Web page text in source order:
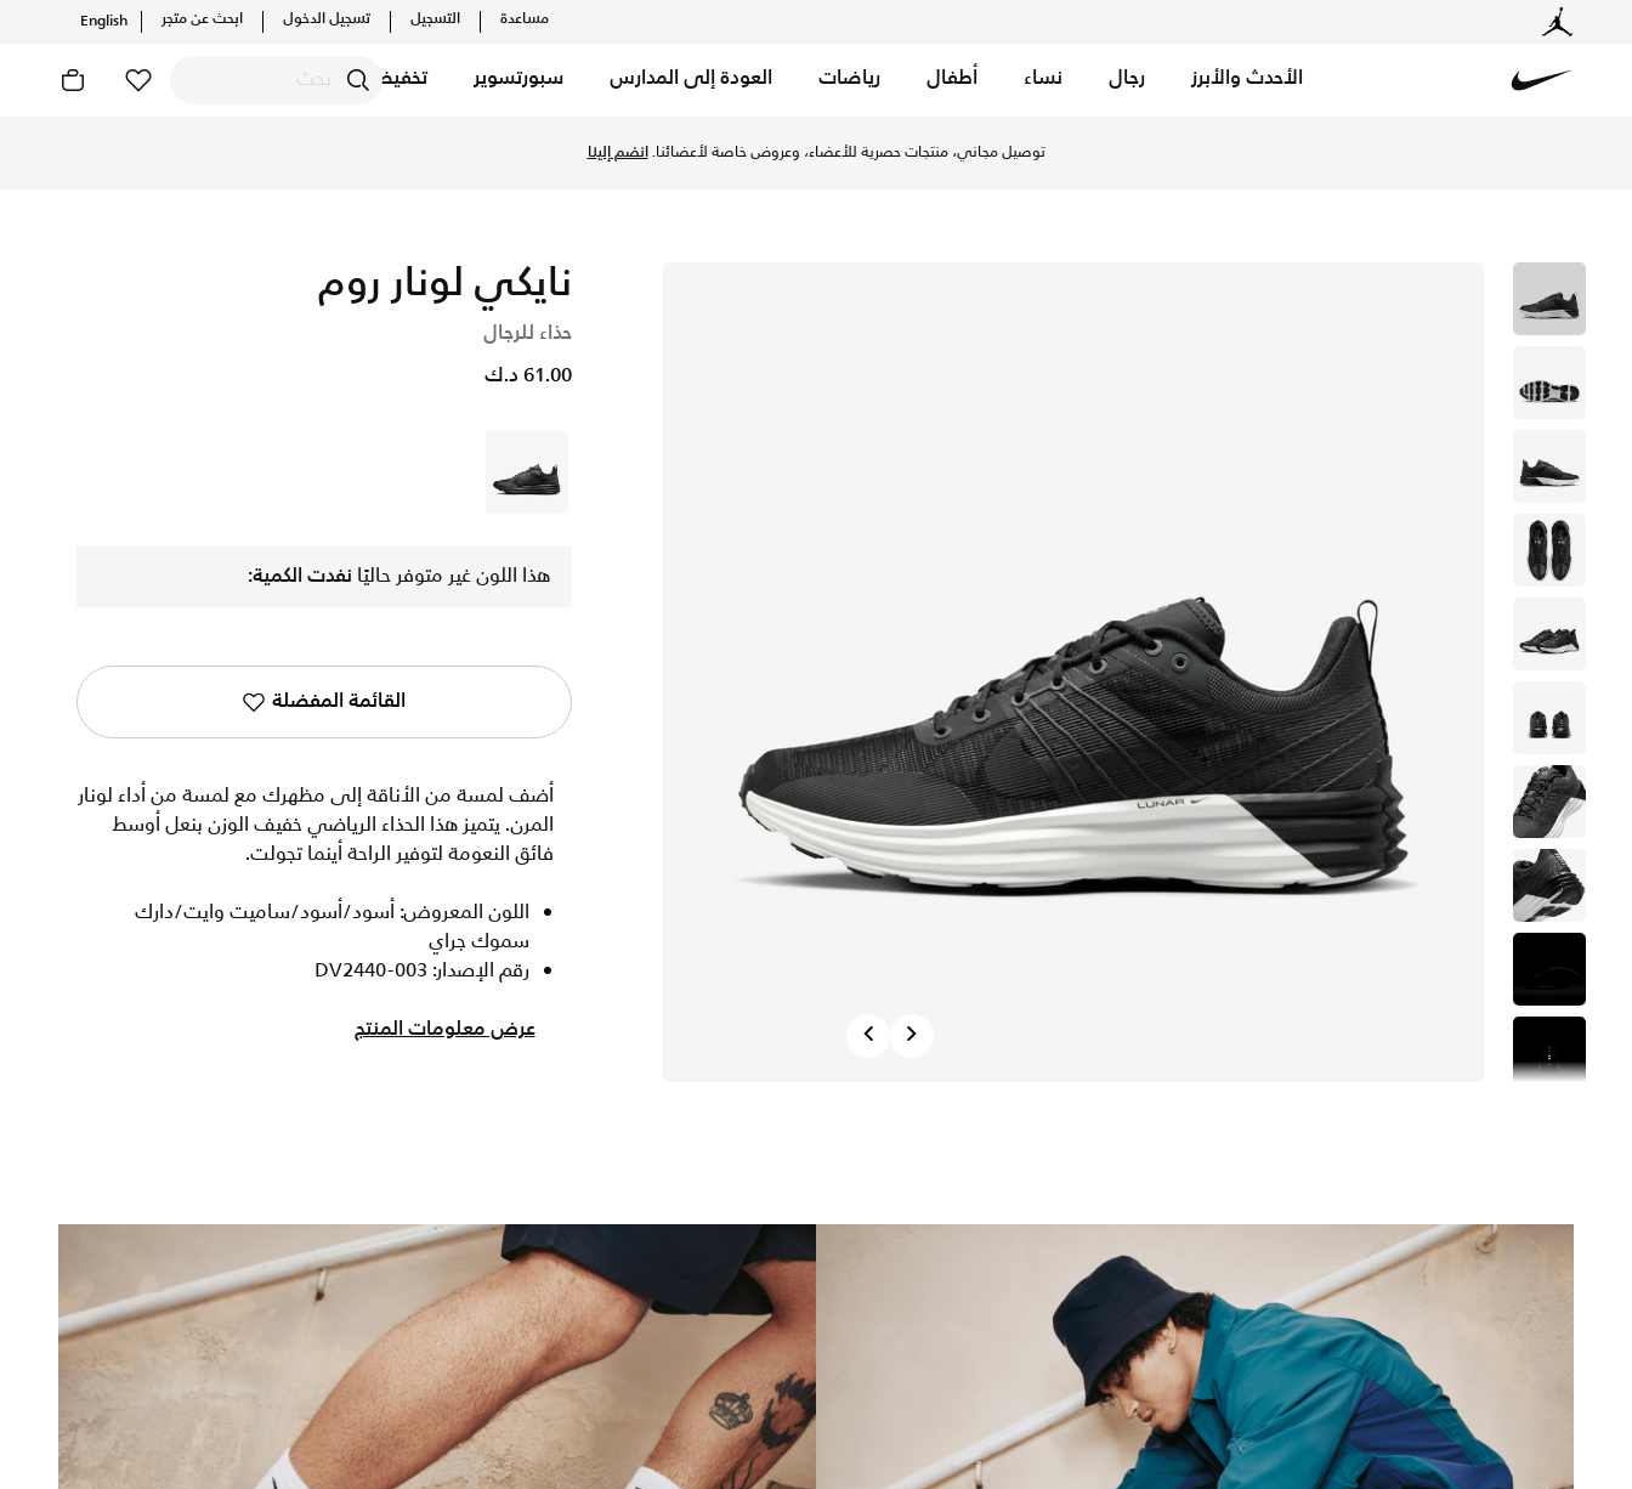
مساعدة التسجيل تسجيل الدخول ابحث عن متجر English
الأحدث والأبرز رجال نساء أطفال رياضات العودة إلى المدارس سبورتسوير تخفيضات
معًا عبر الرياضة
توصيل مجاني إلى جميع أنحاء الكويت. لأن الحركة تجمعنا.تسوق الآن
Next
نايكي لونار روم
حذاء للرجال
61.00 د.ك
رمادي
هذا اللون غير متوفر حاليًا نفدت الكمية:
القائمة المفضلة
أضف لمسة من الأناقة إلى مظهرك مع لمسة من أداء لونار
المرن. يتميز هذا الحذاء الرياضي خفيف الوزن بنعل أوسط
فائق النعومة لتوفير الراحة أينما تجولت.
اللون المعروض: أسود/أسود/ساميت وايت/دارك
سموك جراي
رقم الإصدار: DV2440-003
عرض معلومات المنتج